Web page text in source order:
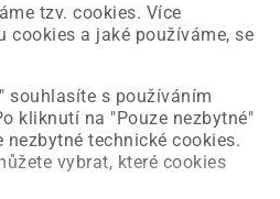
tzv. cookies. Více
cookies a jaké používáme, se
souhlasíte s používáním
kliknutí na "Pouze nezbytné"
nezbytné technické cookies.
vybrat, které cookies
straně a už ji opravujeme.
požadovanou stránku.
Úvodní strana